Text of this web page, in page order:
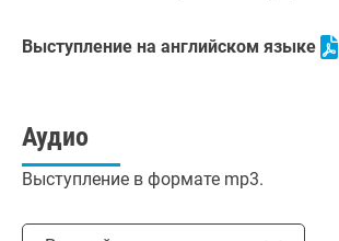
Выступление на английском языке
Аудио
Выступление в формате mp3.